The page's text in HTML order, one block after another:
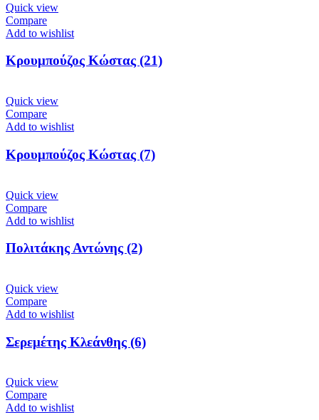
Quick view
Compare
Add to wishlist
Κρουμπούζος Κώστας (21)
Quick view
Compare
Add to wishlist
Κρουμπούζος Κώστας (7)
Quick view
Compare
Add to wishlist
Πολιτάκης Αντώνης (2)
Quick view
Compare
Add to wishlist
Σερεμέτης Κλεάνθης (6)
Quick view
Compare
Add to wishlist